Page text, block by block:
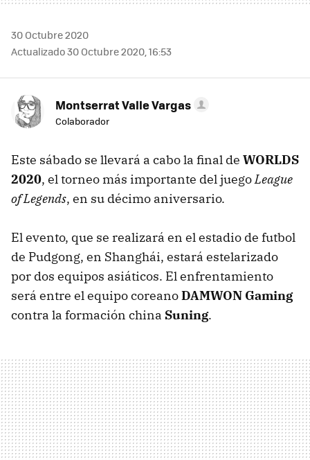
30 Octubre 2020
Actualizado 30 Octubre 2020, 16:53
Montserrat Valle Vargas
Colaborador
Este sábado se llevará a cabo la final de WORLDS
2020, el torneo más importante del juegoLeague
of Legends, en su décimo aniversario.
El evento, que se realizará en el estadio de futbol
de Pudgong, en Shanghái, estará estelarizado
por dos equipos asiáticos. El enfrentamiento
será entre el equipo coreanoDAMWON Gaming
contra la formación china Suning.